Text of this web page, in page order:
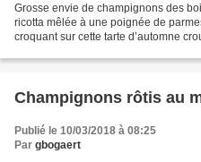
Grosse envie de champignons des
ricotta mêlée à une poignée de
croquant sur cette tarte d’automne
Champignons rôtis au
Publié le 10/03/2018 à 08:25
Par gbogaert